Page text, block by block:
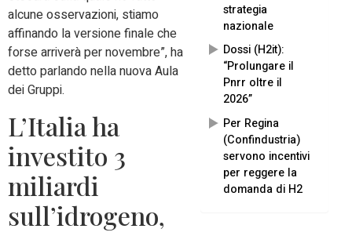
strategia
nazionale
Dossi (H2it):
“Prolungare il
Pnrr oltre il
2026”
Per Regina
(Confindustria)
servono incentivi
per reggere la
domanda di H2
alcune osservazioni, stiamo
affinando la versione finale che
forse arriverà per novembre”, ha
detto parlando nella nuova Aula
dei Gruppi.
L’Italia ha
investito 3
miliardi
sull’idrogeno,